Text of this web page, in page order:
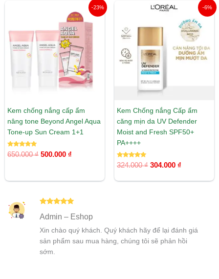
-23%
Kem chống nắng cấp ẩm
nâng tone Beyond Angel Aqua
Tone-up Sun Cream 1+1
Được xếp
hạng
650.000₫
650.000 ₫.
500.000 ₫
hiện
tại
là:
500.000 ₫.
-6%
Kem Chống nắng Cấp ẩm
căng mịn da UV Defender
Moist and Fresh SPF50+
PA++++
Được xếp
hạng
324.000₫
Giá
gốc
324.000 ₫.
304.000 ₫
tại
là:
304.000 ₫.
hạng55
Admin – Eshop
Xin chào quý khách. Quý khách hãy để lại đánh giá
sản phẩm sau mua hàng, chúng tôi sẽ phản hồi
sớm.